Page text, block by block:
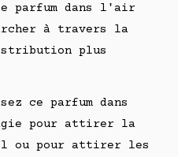
parfum dans l'air
à travers la
plus
ce parfum dans
pour attirer la
ou pour attirer les